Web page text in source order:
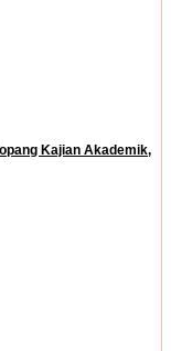
Kajian Akademik,